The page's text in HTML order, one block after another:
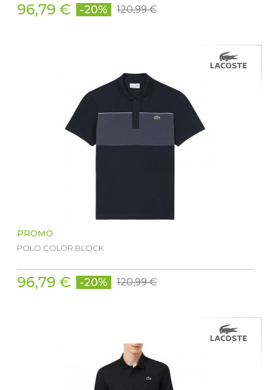
96,79 € -20% 120,99 €
PROMO
POLO COLOR BLOCK
96,79 € -20% 120,99 €